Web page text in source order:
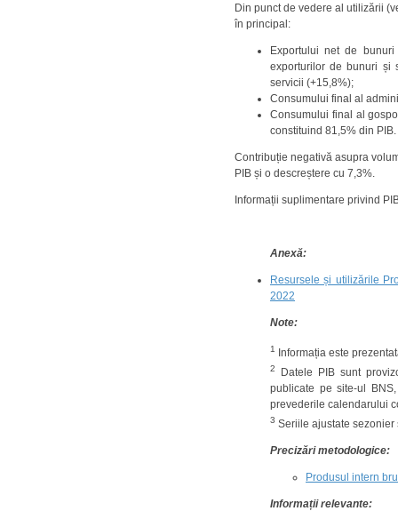
Din punct de vedere al utilizării
în principal:
Exportului net de
exporturilor de bunuri și
servicii (+15,8%);
Consumului final al
Consumului final al
constituind 81,5% din PIB.
Contribuție negativă asupra
PIB și o descreștere cu 7,3%.
Informații suplimentare privind
Anexă:
Resursele și utilizările
2022
Note:
1 Informația este
2
Datele PIB sunt
publicate pe site-ul
prevederile calendarului
3 Seriile ajustate
Precizări metodologice:
Produsul intern
Informații relevante: